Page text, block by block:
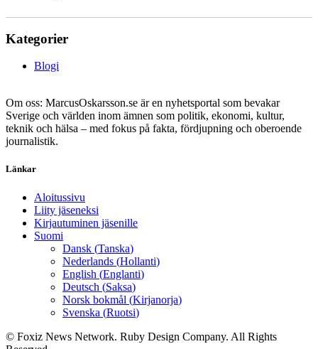
Kategorier
Blogi
Om oss: MarcusOskarsson.se är en nyhetsportal som bevakar
Sverige och världen inom ämnen som politik, ekonomi, kultur,
teknik och hälsa – med fokus på fakta, fördjupning och oberoende
journalistik.
Länkar
Aloitussivu
Liity jäseneksi
Kirjautuminen jäsenille
Suomi
Dansk (Tanska)
Nederlands (Hollanti)
English (Englanti)
Deutsch (Saksa)
Norsk bokmål (Kirjanorja)
Svenska (Ruotsi)
© Foxiz News Network. Ruby Design Company. All Rights